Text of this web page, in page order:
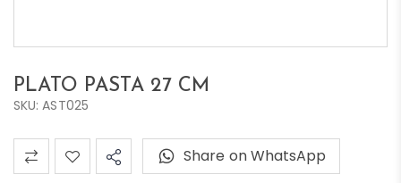
PLATO PASTA 27 CM
SKU: AST025
Share on WhatsApp